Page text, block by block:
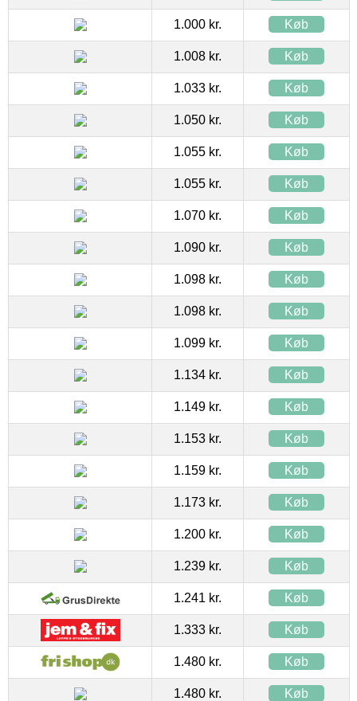
1.000 kr. Køb
1.008 kr. Køb
1.033 kr. Køb
1.050 kr. Køb
1.055 kr. Køb
1.055 kr. Køb
1.070 kr. Køb
1.090 kr. Køb
1.098 kr. Køb
1.098 kr. Køb
1.099 kr. Køb
1.134 kr. Køb
1.149 kr. Køb
1.153 kr. Køb
1.159 kr. Køb
1.173 kr. Køb
1.200 kr. Køb
1.239 kr. Køb
1.241 kr. Køb
1.333 kr. Køb
1.480 kr. Køb
1.480 kr. Køb